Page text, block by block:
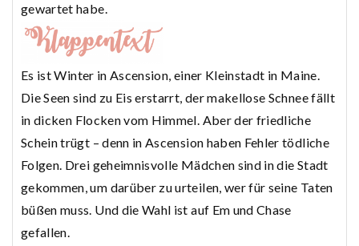
gewartet habe.
Es ist Winter in Ascension, einer Kleinstadt in Maine.
Die Seen sind zu Eis erstarrt, der makellose Schnee fällt
in dicken Flocken vom Himmel. Aber der friedliche
Schein trügt – denn in Ascension haben Fehler tödliche
Folgen. Drei geheimnisvolle Mädchen sind in die Stadt
gekommen, um darüber zu urteilen, wer für seine Taten
büßen muss. Und die Wahl ist auf Em und Chase
gefallen.